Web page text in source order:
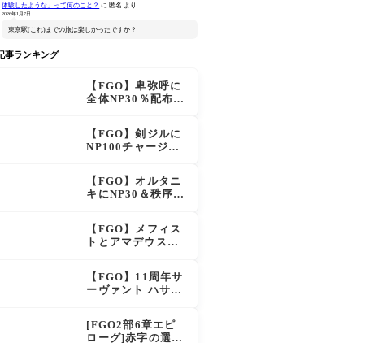
体験したような」って何のこと？ に 匿名 より
2026年1月7日
東京駅(これ)までの旅は楽しかったですか？
事ランキング
【FGO】卑弥呼に
全体NP30％配布が
「強すぎる」の声
【FGO】剣ジルに
NP100チャージ条
呪い特攻獲得で大
きく強化
【FGO】オルタニ
キにNP30＆秩序特
え？！レオニダス
も超強化で「低レ
アとは思えない」
【FGO】メフィス
トとアマデウスが
強すぎ！？NP20配
布＆Arts44％強化
に「最強でワロ
【FGO】11周年サ
ーヴァント ハサ
ズライール)の性能
と霊基再臨
[FGO2部6章エピ
ローグ]赤字の選択